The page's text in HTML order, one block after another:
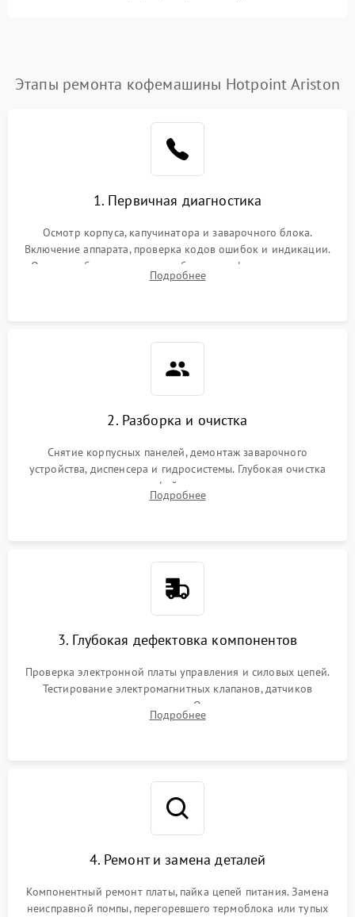
Этапы ремонта кофемашины Hotpoint Ariston
1. Первичная диагностика
Осмотр корпуса, капучинатора и заварочного блока.
Включение аппарата, проверка кодов ошибок и индикации.
Оценка работы помпы, термоблока и кофемолки на слух.
Измерение температуры и давления воды для выявления
Подробнее
2. Разборка и очистка
Снятие корпусных панелей, демонтаж заварочного
устройства, диспенсера и гидросистемы. Глубокая очистка
внутренних узлов от кофейных масел, жмыха и накипи.
Промывка дренажных каналов и фильтров с использованием
Подробнее
3. Глубокая дефектовка компонентов
Проверка электронной платы управления и силовых цепей.
Тестирование электромагнитных клапанов, датчиков
температуры и расходомера. Оценка степени износа
жерновов кофемолки, уплотнительных колец гидросистемы
Подробнее
4. Ремонт и замена деталей
Компонентный ремонт платы, пайка цепей питания. Замена
неисправной помпы, перегоревшего термоблока или тупых